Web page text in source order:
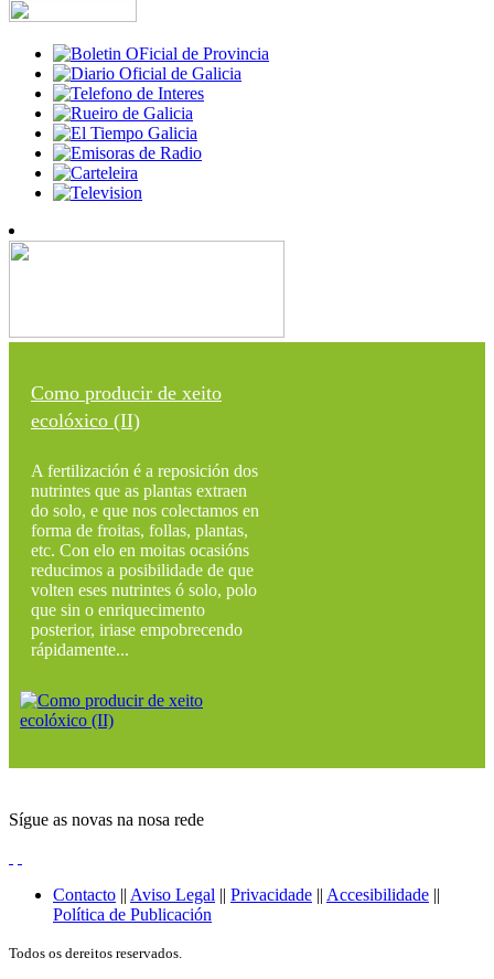
Como producir de xeito
ecolóxico (II)
A fertilización é a reposición dos
nutrintes que as plantas extraen
do solo, e que nos colectamos en
forma de froitas, follas, plantas,
etc. Con elo en moitas ocasións
reducimos a posibilidade de que
volten eses nutrintes ó solo, polo
que sin o enriquecimento
posterior, iriase empobrecendo
rápidamente...
Sígue as novas na nosa rede
Contacto || Aviso Legal || Privacidade || Accesibilidade ||
Política de Publicación
Todos os dereitos reservados.